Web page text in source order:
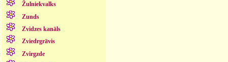
Žulniekvalks
Zunds
Zvidzes kanāls
Zviedrgrāvis
Zvirgzde